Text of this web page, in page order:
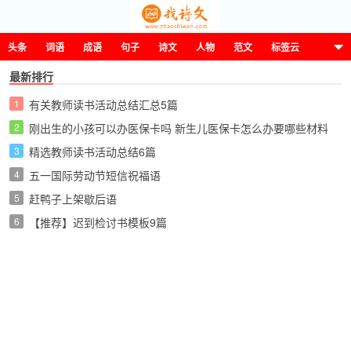
这诗那文找诗文
头条 词语 成语 句子 诗文 人物 范文 标签云
最新排行
1 有关教师读书活动总结汇总5篇
2 刚出生的小孩可以办医保卡吗 新生儿医保卡怎么办要哪些材料
3 精选教师读书活动总结6篇
4 五一国际劳动节短信祝福语
5 赶鸭子上架歇后语
6 【推荐】迟到检讨书模板9篇